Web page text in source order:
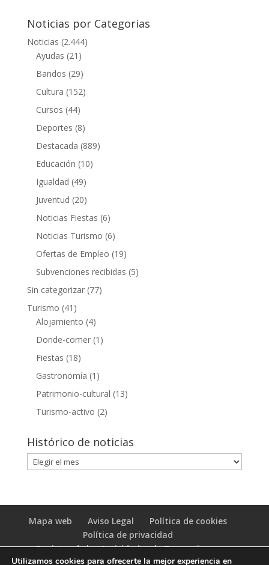
Noticias por Categorias
Noticias (2.444)
Ayudas (21)
Bandos (29)
Cultura (152)
Cursos (44)
Deportes (8)
Destacada (889)
Educación (10)
Igualdad (49)
Juventud (20)
Noticias Fiestas (6)
Noticias Turismo (6)
Ofertas de Empleo (19)
Subvenciones recibidas (5)
Sin categorizar(77)
Turismo (41)
Alojamiento (4)
Donde-comer(1)
Fiestas (18)
Gastronomía (1)
Patrimonio-cultural (13)
Turismo-activo (2)
Histórico de noticias
Histórico
de
Mapa web Aviso Legal
Política de cookies
Política de privacidad
Registro de las Actividades de Tratamiento
(RAT)
Utilizamos cookies para ofrecerte la mejor experiencia en